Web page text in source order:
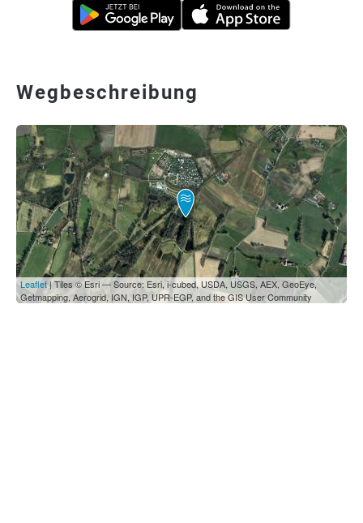
Wegbeschreibung
Leaflet| Tiles © Esri — Source: Esri, i-cubed, USDA, USGS, AEX, GeoEye,
Getmapping, Aerogrid, IGN, IGP, UPR-EGP, and the GIS User Community